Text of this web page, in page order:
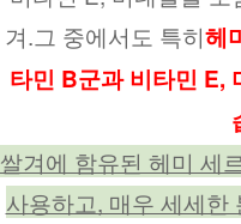
겨.그 중에서도 특히헤
타민 B군과 비타민 E,
쌀겨에 함유된 헤미 세
사용하고, 매우 세세한